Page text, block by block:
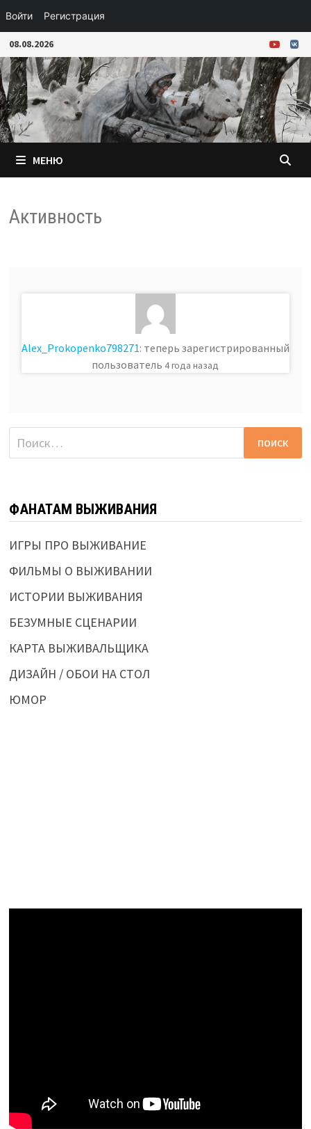
Войти Регистрация
Перейти
к
содержимому
08.08.2026
МЕНЮ
Активность
Alex_Prokopenko798271: теперь зарегистрированный
пользователь 4 года назад
Найти:
ФАНАТАМ ВЫЖИВАНИЯ
ИГРЫ ПРО ВЫЖИВАНИЕ
ФИЛЬМЫ О ВЫЖИВАНИИ
ИСТОРИИ ВЫЖИВАНИЯ
БЕЗУМНЫЕ СЦЕНАРИИ
КАРТА ВЫЖИВАЛЬЩИКА
ДИЗАЙН / ОБОИ НА СТОЛ
ЮМОР